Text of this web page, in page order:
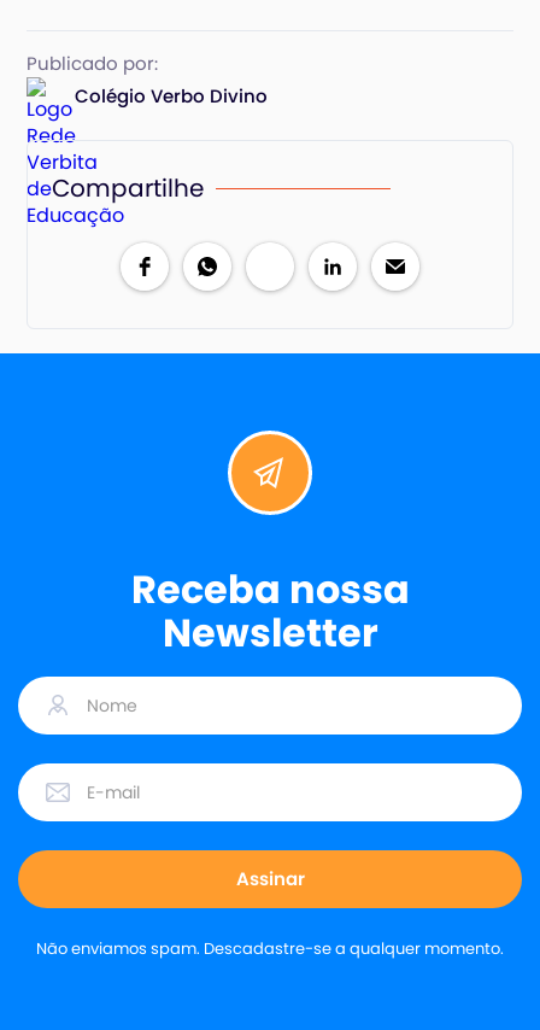
Publicado por:
Colégio Verbo Divino
Compartilhe
Receba nossa
Newsletter
Não enviamos spam. Descadastre-se a qualquer momento.